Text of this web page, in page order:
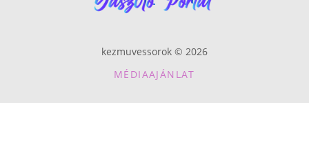
kezmuvessorok © 2026
MÉDIAAJÁNLAT